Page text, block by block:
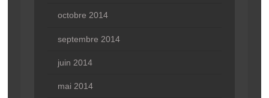
octobre 2014
septembre 2014
juin 2014
mai 2014